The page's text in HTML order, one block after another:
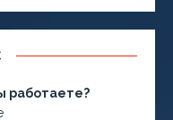
работаете?